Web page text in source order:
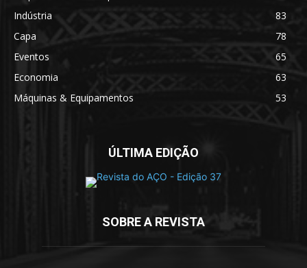
Indústria
83
Capa
78
Eventos
65
Economia
63
Máquinas & Equipamentos
53
ÚLTIMA EDIÇÃO
SOBRE A REVISTA